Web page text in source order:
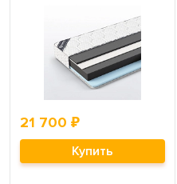
21 700 ₽
Купить